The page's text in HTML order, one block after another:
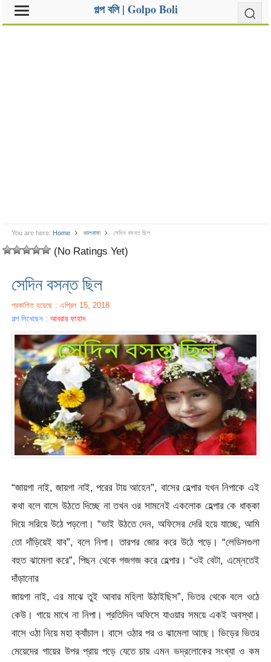
গল্প বলি | Golpo Boli
You are here: Home ভালবাসা সেদিন বসন্ত ছিল
(No Ratings Yet)
সেদিন বসন্ত ছিল
প্রকাশিত হয়েছে : এপ্রিল 15, 2018
গল্প লিখেছেন :আবরার ফাহাদ
“জায়গা নাই, জায়গা নাই, পরের টায় আহেন”, বাসের হেল্পার যখন নিপাকে এই
কথা বলে বাসে উঠতে দিচ্ছে না তখন ওর সামনেই একলোক হেল্পার কে ধাক্কা
দিয়ে সরিয়ে উঠে পড়লো। “ভাই উঠতে দেন, অফিসের দেরি হয়ে যাচ্ছে, আমি
তো দাঁড়িয়েই যাব”, বলে নিপা। তারপর জোর করে উঠে পড়ে। “লেডিসগুলা
বহুত ঝামেলা করে”, পিছন থেকে গজগজ করে হেল্পার। “ওই বেটা, এম্নেতেই
দাঁড়ানোর
জায়গা নাই, এর মাঝে তুই আবার মহিলা উঠাইছিস”, ভিতর থেকে বলে ওঠে
কেউ। গায়ে মাখে না নিপা। প্রতিদিন অফিসে যাওয়ার সময়ে একই অবস্থা।
বাসে ওঠা নিয়ে মহা ক্যাঁচাল। বাসে ওঠার পর ও ঝামেলা আছে। ভিড়ের ভিতর
মেয়েদের গায়ের উপর প্রায় পড়ে যেতে চায় এমন ভদ্রলোকের সংখ্যা ও কম